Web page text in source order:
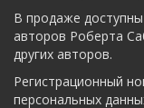
В продаже
авторов Роберта
других авторов.
Регистрационный
персональных